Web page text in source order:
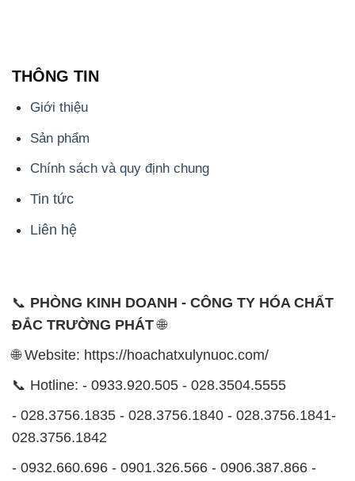
THÔNG TIN
Giới thiệu
Sản phẩm
Chính sách và quy định chung
Tin tức
Liên hệ
📞 PHÒNG KINH DOANH - CÔNG TY HÓA CHẤT
ĐẮC TRƯỜNG PHÁT🌐
🌐 Website: https://hoachatxulynuoc.com/
📞 Hotline: - 0933.920.505 - 028.3504.5555
- 028.3756.1835 - 028.3756.1840 - 028.3756.1841-
028.3756.1842
- 0932.660.696 - 0901.326.566 - 0906.387.866 -